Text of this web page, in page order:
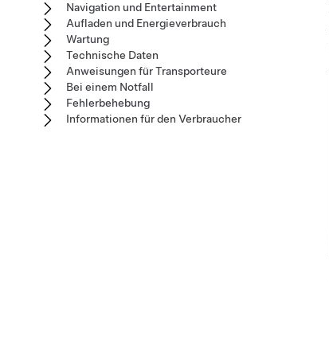
Navigation und Entertainment
Aufladen und Energieverbrauch
Wartung
Technische Daten
Anweisungen für Transporteure
Bei einem Notfall
Fehlerbehebung
Informationen für den Verbraucher